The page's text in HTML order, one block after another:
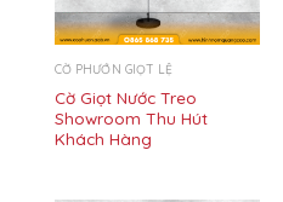
CỜ PHƯỚN GIỌT LỆ
Cờ Giọt Nước Treo
Showroom Thu Hút
Khách Hàng